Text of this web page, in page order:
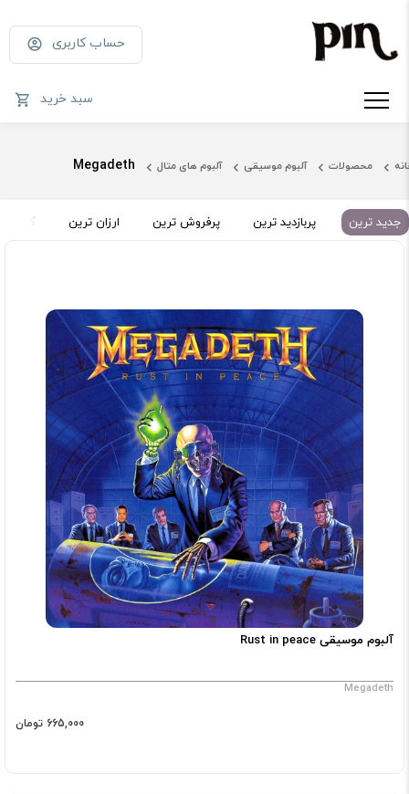
حساب کاربری
سبد خرید
محصولات آلبوم موسیقی آلبوم های متال Megadeth
جدید ترین پربازدید ترین پرفروش ترین ارزان ترین گران
آلبوم موسیقی Rust in peace
Megadeth
665,000 تومان